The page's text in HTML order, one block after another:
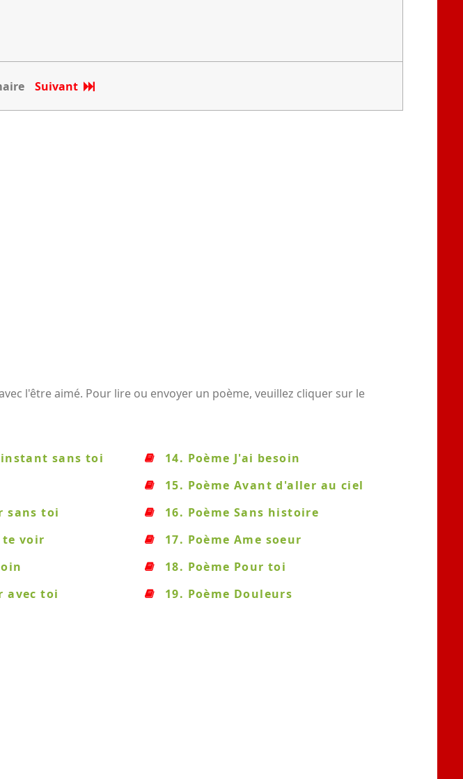
Suivant
l'être aimé. Pour lire ou envoyer un poème, veuillez cliquer sur le
instant sans toi
sans toi
te voir
avec toi
14. Poème J'ai besoin
15. Poème Avant d'aller au ciel
16. Poème Sans histoire
17. Poème Ame soeur
18. Poème Pour toi
19. Poème Douleurs